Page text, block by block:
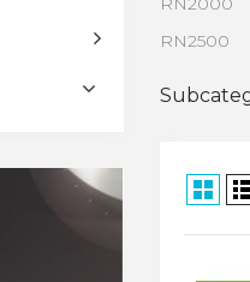
RN2500